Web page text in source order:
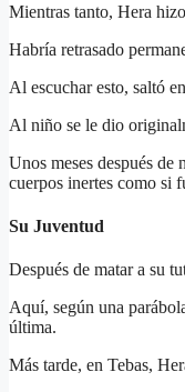
Mientras tanto, Hera
Habría retrasado
Al escuchar esto, saltó
Al niño se le dio
Unos meses después de
cuerpos inertes como si
Su Juventud
Después de matar a su
Aquí, según una
última.
Más tarde, en Tebas,